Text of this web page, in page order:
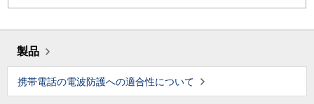
製品
携帯電話の電波防護への適合性について